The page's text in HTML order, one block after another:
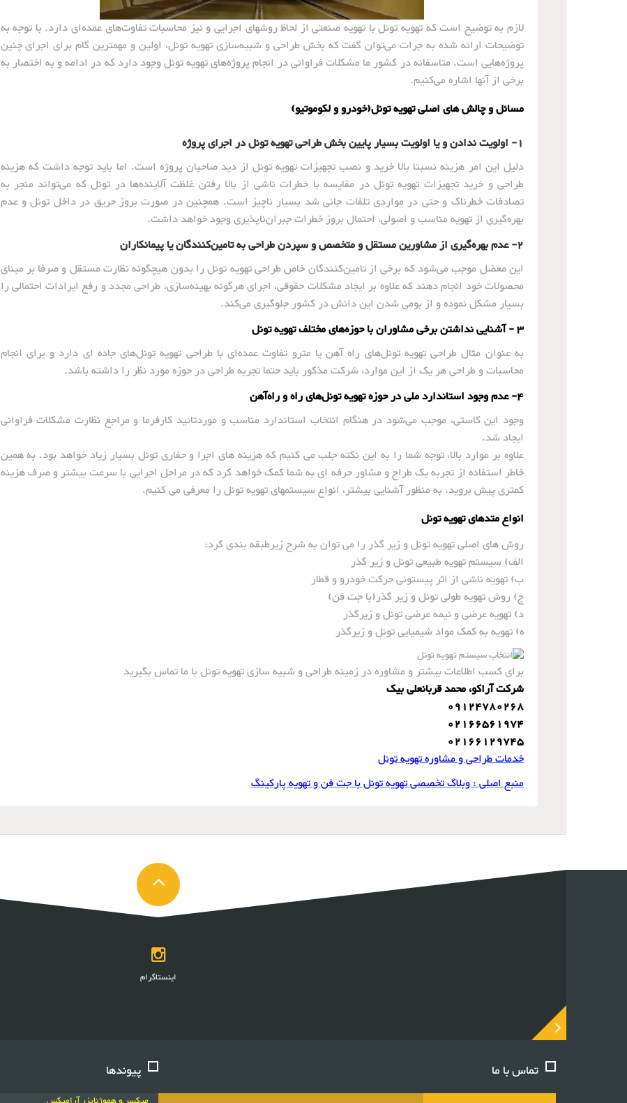
لازم به توضیح است که تهویه تونل با تهویه صنعتی از لحاظ روشهای اجرایی و نیز محاسبات تفاوت‌های عمده‌ای دارد. با توجه به
توضیحات ارائه شده به جرات می‌توان گفت که بخش طراحی و شبیه‌سازی تهویه تونل، اولین و مهمترین گام برای اجرای چنین
پروژه‌هایی است. متاسفانه در کشور ما مشکلات فراوانی در انجام پروژه‌های تهویه تونل وجود دارد که در ادامه و به اختصار به
برخی از آنها اشاره می‌کنیم.
مسائل و چالش های اصلی تهویه تونل(خودرو و لکوموتیو)
1- اولویت ندادن و یا اولویت بسیار پایین بخش طراحی تهویه تونل در اجرای پروژه
دلیل این امر هزینه نسبتا بالا خرید و نصب تجهیزات تهویه تونل از دید صاحبان پروژه است. اما باید توجه داشت که هزینه
طراحی و خرید تجهیزات تهویه تونل در مقایسه با خطرات ناشی از بالا رفتن غلظت آلاینده‌ها در تونل که می‌تواند منجر به
تصادفات خطرناک و حتی در مواردی تلفات جانی شد بسیار ناچیز است. همچنین در صورت بروز حریق در داخل تونل و عدم
بهره‌گیری از تهویه مناسب و اصولی، احتمال بروز خطرات جبران‌ناپذیری وجود خواهد داشت.
2- عدم بهره‌گیری از مشاورین مستقل و متخصص و سپردن طراحی به تامین‌کنندگان یا پیمانکاران
این معضل موجب می‌شود که برخی از تامین‌کنندگان خاص طراحی تهویه تونل را بدون هیچگونه نظارت مستقل و صرفا بر مبنای
محصولات خود انجام دهند که علاوه بر ایجاد مشکلات حقوقی، اجرای هرگونه بهینه‌سازی، طراحی مجدد و رفع ایرادات احتمالی را
بسیار مشکل نموده و از بومی شدن این دانش در کشور جلوگیری می‌کند.
3 - آشنایی نداشتن برخی مشاوران با حوزه‌های مختلف تهویه تونل
به عنوان مثال طراحی تهویه تونل‌های راه آهن یا مترو تفاوت عمده‌ای با طراحی تهویه تونل‌های جاده ای دارد و برای انجام
محاسبات و طراحی هر یک از این موارد، شرکت مذکور باید حتما تجربه طراحی در حوزه مورد نظر را داشته باشد.
4- عدم وجود استاندارد ملی در حوزه تهویه تونل‌های راه و راه‌آهن
وجود این کاستی، موجب می‌شود در هنگام انتخاب استاندارد مناسب و موردتائید کارفرما و مراجع نظارت مشکلات فراوانی
ایجاد شد.
علاوه بر موارد بالا، توجه شما را به این نکته جلب می کنیم که هزینه های اجرا و حفاری تونل بسیار زیاد خواهد بود. به همین
خاطر استفاده از تجربه یک طراح و مشاور حرفه ای به شما کمک خواهد کرد که در مراحل اجرایی با سرعت بیشتر و صرف هزینه
کمتری پیش بروید. به منظور آشنایی بیشتر، انواع سیستمهای تهویه تونل را معرفی می کنیم.
انواع متدهای تهویه تونل
روش های اصلی تهویه تونل و زیر گذر را می توان به شرح زیرطبقه بندی کرد:
الف) سیستم تهویه طبیعی تونل و زیر گذر
ب) تهویه ناشی از اثر پیستونی حرکت خودرو و قطار
ج) روش تهویه طولی تونل و زیر گذر(با جت فن)
د) تهویه عرضی و نیمه عرضی تونل و زیرگذر
ه) تهویه به کمک مواد شیمیایی تونل و زیرگذر
برای کسب اطلاعات بیشتر و مشاوره در زمینه طراحی و شبیه سازی تهویه تونل با ما تماس بگیرید
شرکت آراکو، محمد قربانعلی بیک
09124780268
02166561974
02166129745
خدمات طراحی و مشاوره تهویه تونل
منبع اصلی : وبلاگ تخصصی تهویه تونل با جت فن و تهویه پارکینگ
اینستاگرام
تماس با ما پیوندها